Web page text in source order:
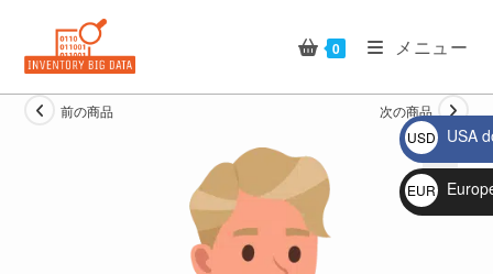
ン
0 メニュー
前の商品 次の商品
🔍
USD
$
USA
EUR
€